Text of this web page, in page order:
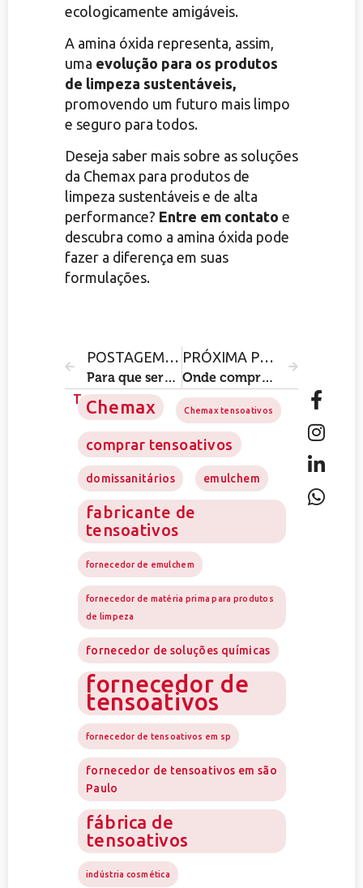
ecologicamente amigáveis.
A amina óxida representa, assim,
uma evolução para os produtos
de limpeza sustentáveis,
promovendo um futuro mais limpo
e seguro para todos.
Deseja saber mais sobre as soluções
da Chemax para produtos de
limpeza sustentáveis e de alta
performance? Entre em contato e
descubra como a amina óxida pode
fazer a diferença em suas
formulações.
POSTAGEM ANTERIOR
Para que serve o quaternário de amônio em tratamentos capilares?
PRÓXIMA POSTAGEM
Onde comprar matéria-prima para fabricação de produtos de limpeza?
TagsChemax Chemax tensoativos
comprar tensoativos
domissanitários emulchem
fabricante de
tensoativos
fornecedor de emulchem
fornecedor de matéria prima para produtos
de limpeza
fornecedor de soluções químicas
fornecedor de
tensoativos
fornecedor de tensoativos em sp
fornecedor de tensoativos em são
Paulo
fábrica de
tensoativos
indústria cosmética